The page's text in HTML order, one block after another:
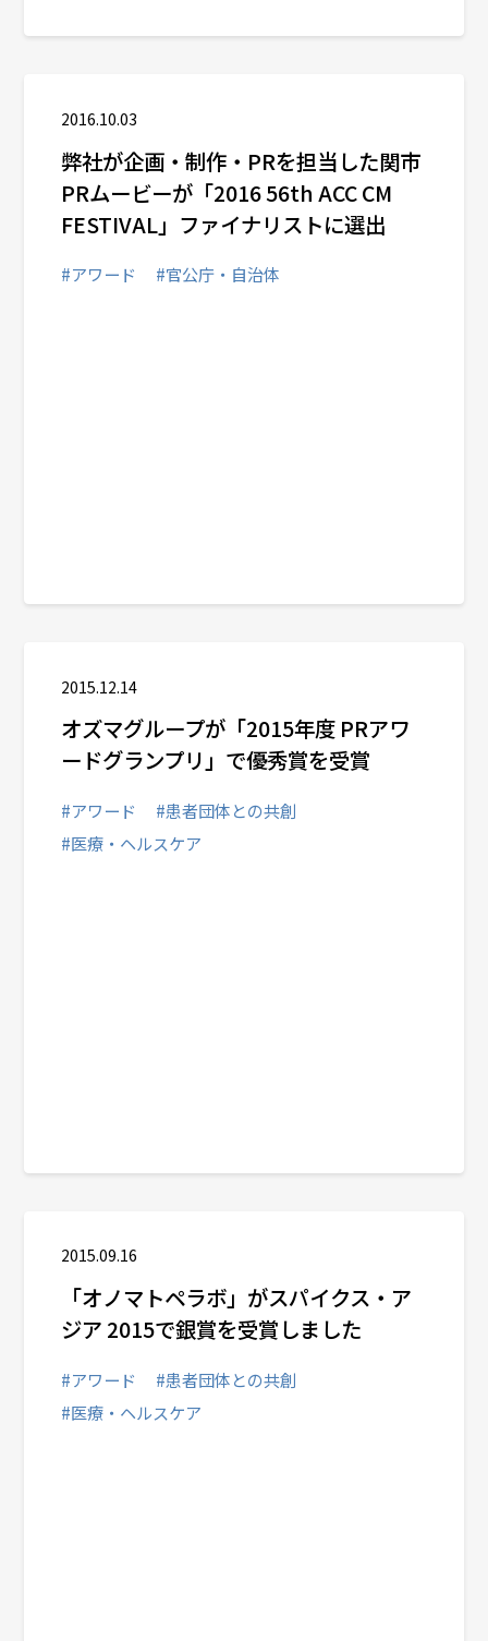
2016.10.03
弊社が企画・制作・PRを担当した​関市
PRムービーが「2016 56th ​​ACC CM
FESTIVAL」ファイナリストに選出
#アワード #官公庁・自治体
2015.12.14
オズマグループが「2015年度 PRアワ
ードグランプリ」で優秀賞を受賞
#アワード
#患者団体との共創
#医療・ヘルスケア
2015.09.16
「オノマトペラボ」がスパイクス・ア
ジア 2015で銀賞を受賞しました
#アワード
#患者団体との共創
#医療・ヘルスケア